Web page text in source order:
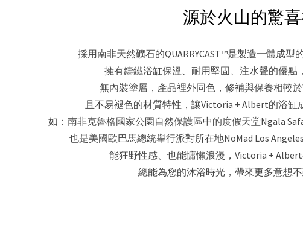
源於火山的驚
採用南非天然礦石的QUARRYCAST™是製造一體成型
擁有鑄鐵浴缸保溫、耐用堅固、注水聲的優點
無內裝塗層，產品裡外同色，修補與保養相較
且不易褪色的材質特性，讓Victoria + Albert的浴缸
如：南非克魯格國家公園自然保護區中的度假天堂Ngala
也是美國歐巴馬總統舉行派對所在地NoMad Los
能狂野性感、也能慵懶浪漫，Victoria +
總能為您的沐浴時光，帶來更多意想